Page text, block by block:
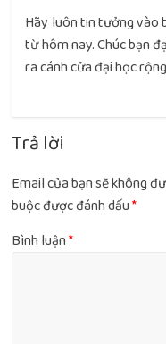
Hãy luôn tin tưởng vào
từ hôm nay. Chúc bạn
ra cánh cửa đại học
Trả lời
Email của bạn sẽ không
buộc được đánh dấu*
Bình luận*